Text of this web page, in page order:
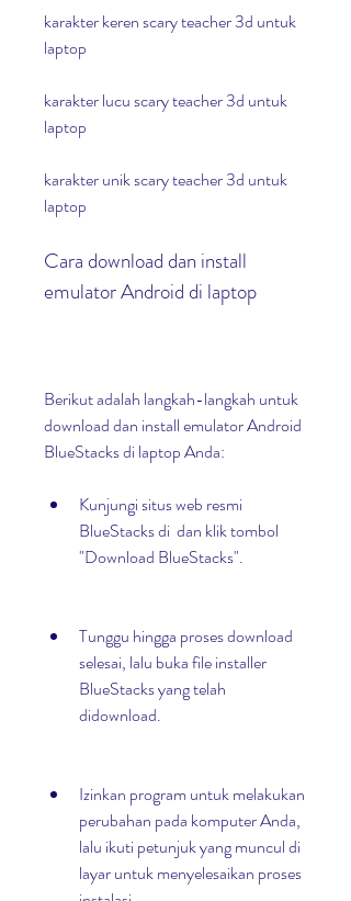
karakter keren scary teacher 3d untuk
laptop
karakter lucu scary teacher 3d untuk
laptop
karakter unik scary teacher 3d untuk
laptop
Cara download dan install
emulator Android di laptop
Berikut adalah langkah-langkah untuk
download dan install emulator Android
BlueStacks di laptop Anda:
Kunjungi situs web resmi
BlueStacks di  dan klik tombol
"Download BlueStacks".
Tunggu hingga proses download
selesai, lalu buka file installer
BlueStacks yang telah
didownload.
Izinkan program untuk melakukan
perubahan pada komputer Anda,
lalu ikuti petunjuk yang muncul di
layar untuk menyelesaikan proses